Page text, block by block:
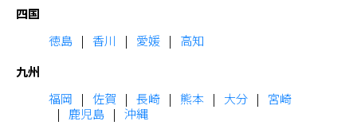
四国
徳島
香川 愛媛
高知
九州
福岡
佐賀 長崎 熊本 大分
宮崎
鹿児島
沖縄